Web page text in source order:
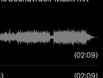
02:09
02:09